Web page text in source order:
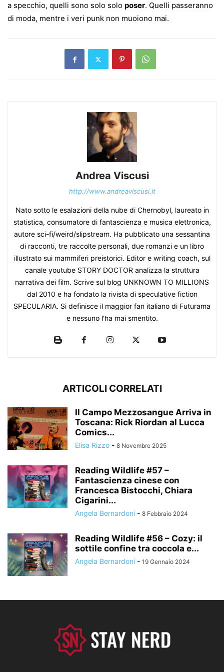
a specchio, quelli sono solo solo poser. Quelli passeranno
di moda, mentre i veri punk non muoiono mai.
Andrea Viscusi
http://www.andreaviscusi.it
Nato sotto le esalazioni della nube di Chernobyl, laureato in
statistica, consumatore di fantascienza e musica elettronica,
autore sci-fi/weird/slipstream. Ha pubblicato una sessantina
di racconti, tre raccolte personali, due romanzi e un libro
illustrato sui mammiferi preistorici. Editor e writing coach, sul
canale youtube STORY DOCTOR analizza la struttura
narrativa dei film. Scrive sul blog UNKNOWN TO MILLIONS
dal 2010 e ha fondato la rivista di speculative fiction
SPECULARIA. Si definisce il maggior fan italiano di Futurama
e nessuno l'ha mai smentito.
ARTICOLI CORRELATI
Il Campo Mezzosangue Arriva in
Toscana: Rick Riordan al Lucca
Comics...
Elisa Rizzo - 8 Novembre 2025
Reading Wildlife #57 –
Fantascienza cinese con
Francesca Bistocchi, Chiara
Cigarini...
Angela Bernardoni - 8 Febbraio 2024
Reading Wildlife #56 – Cozy: il
sottile confine tra coccola e...
Angela Bernardoni - 19 Gennaio 2024